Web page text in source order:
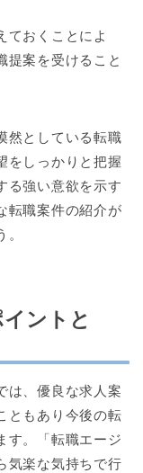
ておくことによ
提案を受けること
然としている転職
をしっかりと把握
る強い意欲を示す
転職案件の紹介が
イントと
は、優良な求人案
ともあり今後の転
す。「転職エージ
気楽な気持ちで行